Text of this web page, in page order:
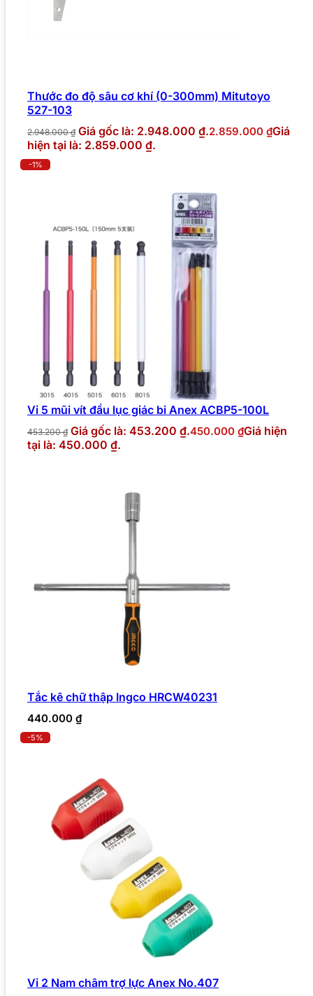
Thước đo độ sâu cơ khí (0-300mm) Mitutoyo
527-103
2.948.000₫ Giá gốc là: 2.948.000 ₫.2.859.000 ₫Giá
hiện tại là: 2.859.000 ₫.
-1%
Vỉ 5 mũi vít đầu lục giác bi Anex ACBP5-100L
453.200₫ Giá gốc là: 453.200 ₫.450.000 ₫Giá hiện
tại là: 450.000 ₫.
Tắc kê chữ thập Ingco HRCW40231
440.000 ₫
-5%
Vỉ 2 Nam châm trợ lực Anex No.407